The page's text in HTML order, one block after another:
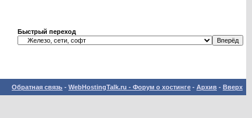
Быстрый переход
Обратная связь - WebHostingTalk.ru - Форум о хостинге - Архив - Вверх